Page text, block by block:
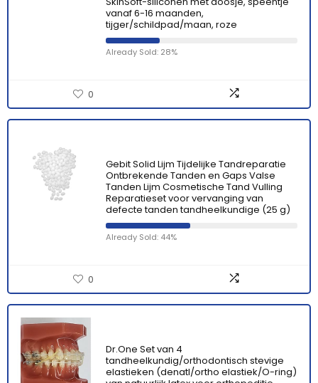
vanaf 6-16 maanden,
tijger/schildpad/maan, roze
Already Sold: 28%
0
Gebit Solid Lijm Tijdelijke Tandreparatie
Ontbrekende Tanden en Gaps Valse
Tanden Lijm Cosmetische Tand Vulling
Reparatieset voor vervanging van
defecte tanden tandheelkundige (25 g)
Already Sold: 44%
0
Dr.One Set van 4
tandheelkundig/orthodontisch stevige
elastieken (denatl/ortho elastiek/O-ring)